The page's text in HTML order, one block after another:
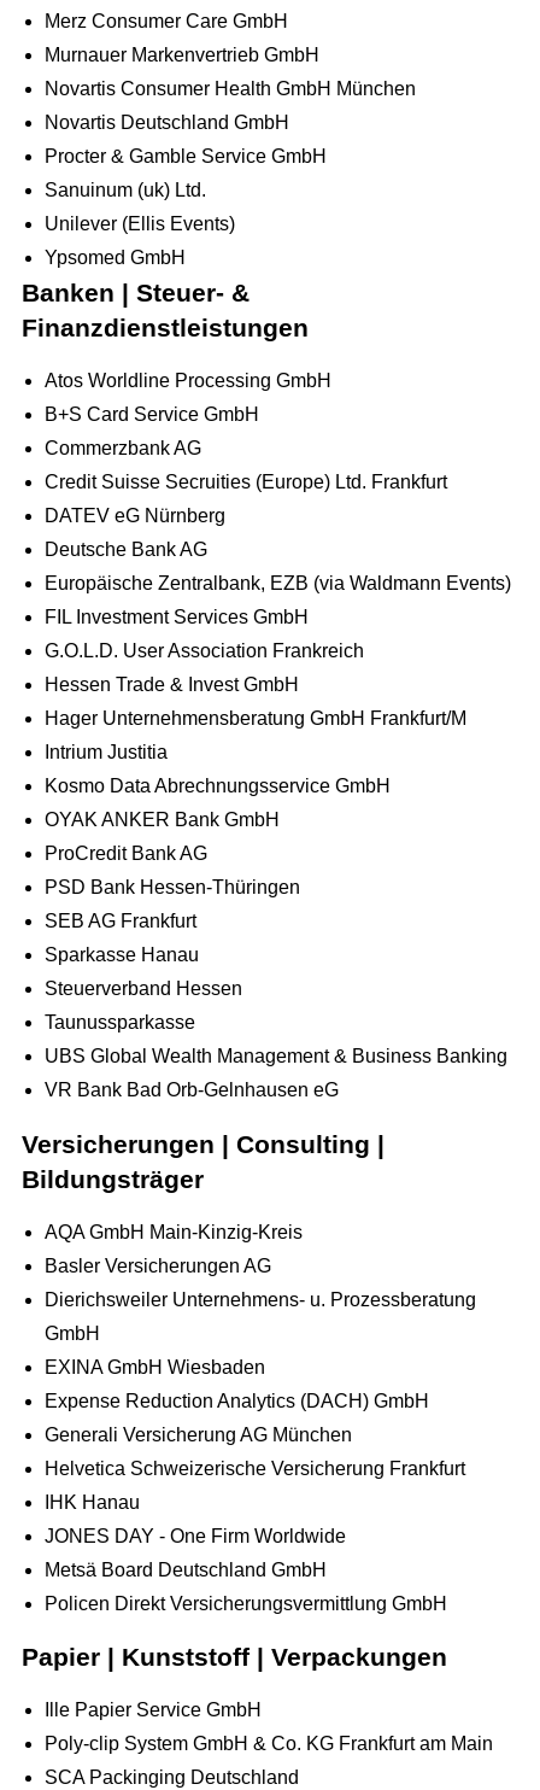
Merz Consumer Care GmbH
Murnauer Markenvertrieb GmbH
Novartis Consumer Health GmbH München
Novartis Deutschland GmbH
Procter & Gamble Service GmbH
Sanuinum (uk) Ltd.
Unilever (Ellis Events)
Ypsomed GmbH
Banken | Steuer- &
Finanzdienstleistungen
Atos Worldline Processing GmbH
B+S Card Service GmbH
Commerzbank AG
Credit Suisse Secruities (Europe) Ltd. Frankfurt
DATEV eG Nürnberg
Deutsche Bank AG
Europäische Zentralbank, EZB (via Waldmann Events)
FIL Investment Services GmbH
G.O.L.D. User Association Frankreich
Hessen Trade & Invest GmbH
Hager Unternehmensberatung GmbH Frankfurt/M
Intrium Justitia
Kosmo Data Abrechnungsservice GmbH
OYAK ANKER Bank GmbH
ProCredit Bank AG
PSD Bank Hessen-Thüringen
SEB AG Frankfurt
Sparkasse Hanau
Steuerverband Hessen
Taunussparkasse
UBS Global Wealth Management & Business Banking
VR Bank Bad Orb-Gelnhausen eG
Versicherungen | Consulting |
Bildungsträger
AQA GmbH Main-Kinzig-Kreis
Basler Versicherungen AG
Dierichsweiler Unternehmens- u. Prozessberatung
GmbH
EXINA GmbH Wiesbaden
Expense Reduction Analytics (DACH) GmbH
Generali Versicherung AG München
Helvetica Schweizerische Versicherung Frankfurt
IHK Hanau
JONES DAY - One Firm Worldwide
Metsä Board Deutschland GmbH
Policen Direkt Versicherungsvermittlung GmbH
Papier | Kunststoff | Verpackungen
Ille Papier Service GmbH
Poly-clip System GmbH & Co. KG Frankfurt am Main
SCA Packinging Deutschland